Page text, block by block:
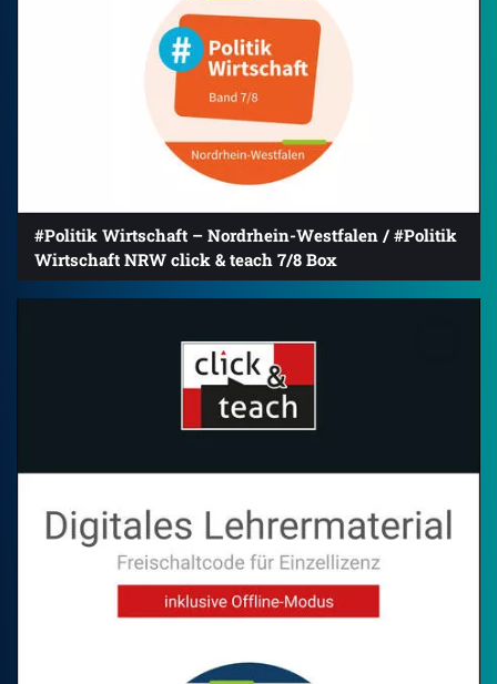
#Politik Wirtschaft – Nordrhein-Westfalen / #Politik
Wirtschaft NRW click & teach 7/8 Box